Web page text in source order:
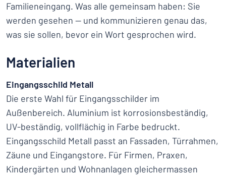
Familieneingang. Was alle gemeinsam haben: Sie
werden gesehen — und kommunizieren genau das,
was sie sollen, bevor ein Wort gesprochen wird.
Materialien
Eingangsschild Metall
Die erste Wahl für Eingangsschilder im
Außenbereich. Aluminium ist korrosionsbeständig,
UV-beständig, vollflächig in Farbe bedruckt.
Eingangsschild Metall passt an Fassaden, Türrahmen,
Zäune und Eingangstore. Für Firmen, Praxen,
Kindergärten und Wohnanlagen gleichermassen